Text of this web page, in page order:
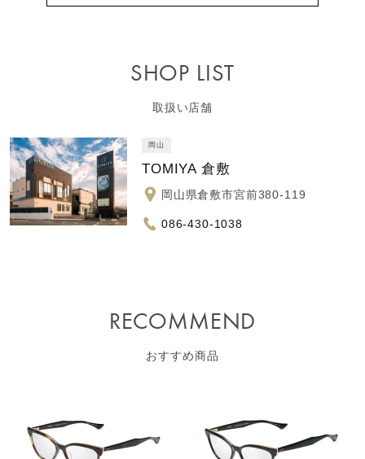
SHOP LIST
取扱い店舗
岡山
TOMIYA 倉敷
岡山県倉敷市宮前380-119
086-430-1038
RECOMMEND
おすすめ商品